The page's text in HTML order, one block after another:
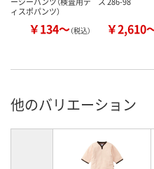
ィスポパンツ）
￥134～（税込） ￥2,610
他のバリエーション